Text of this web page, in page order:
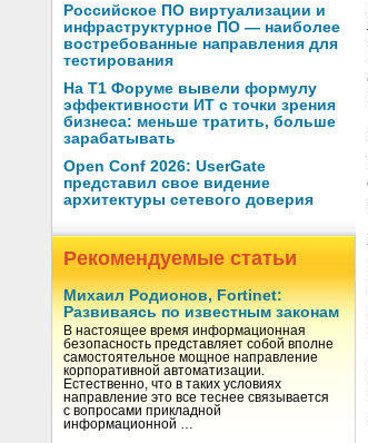
Российское ПО виртуализации и
инфраструктурное ПО — наиболее
востребованные направления для
тестирования
На Т1 Форуме вывели формулу
эффективности ИТ с точки зрения
бизнеса: меньше тратить, больше
зарабатывать
Open Conf 2026: UserGate
представил свое видение
архитектуры сетевого доверия
Рекомендуемые статьи
Михаил Родионов, Fortinet:
Развиваясь по известным законам
В настоящее время информационная
безопасность представляет собой вполне
самостоятельное мощное направление
корпоративной автоматизации.
Естественно, что в таких условиях
направление это все теснее связывается
с вопросами прикладной
информационной …